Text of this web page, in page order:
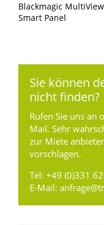
Blackmagic
Smart Panel
Sie können
nicht finden?
Rufen Sie uns an
Mail. Sehr
zur Miete
vorschlagen.
Tel:+49 (0)331
E-Mail: